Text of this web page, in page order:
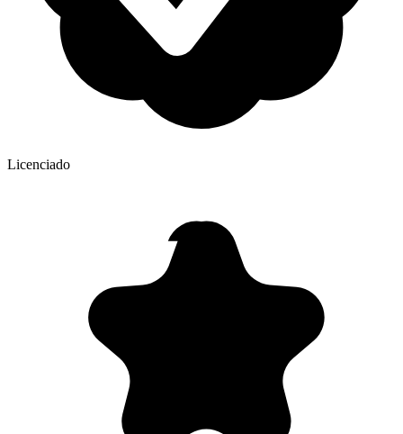
Licenciado